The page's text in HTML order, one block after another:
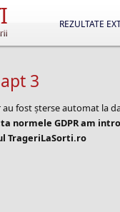
REZULTATE
3
fost șterse automat la
normele GDPR am
TrageriLaSorti.ro